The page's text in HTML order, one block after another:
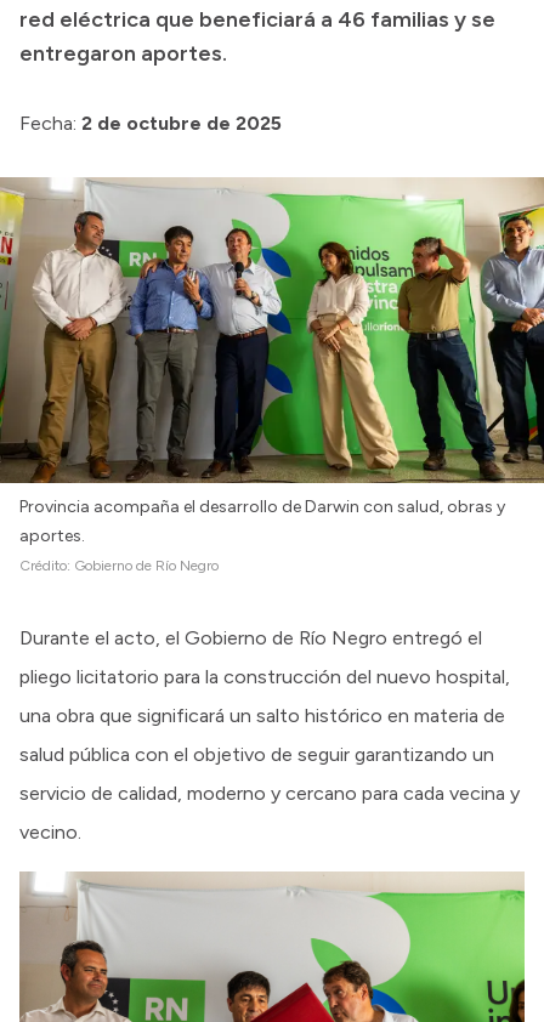
red eléctrica que beneficiará a 46 familias y se
entregaron aportes.
Fecha: 2 de octubre de 2025
Provincia acompaña el desarrollo de Darwin con salud, obras y
aportes.
Crédito: Gobierno de Río Negro
Durante el acto, el Gobierno de Río Negro entregó el
pliego licitatorio para la construcción del nuevo hospital,
una obra que significará un salto histórico en materia de
salud pública con el objetivo de seguir garantizando un
servicio de calidad, moderno y cercano para cada vecina y
vecino.